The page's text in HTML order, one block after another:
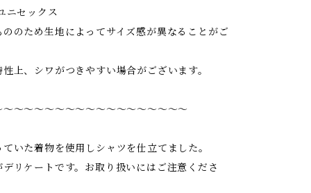
セックス
のため生地によってサイズ感が異なることがご
上、シワがつきやすい場合がございます。
〜〜〜〜〜〜〜〜〜〜〜〜〜〜〜〜〜
いた着物を使用しシャツを仕立てました。
リケートです。お取り扱いにはご注意くださ